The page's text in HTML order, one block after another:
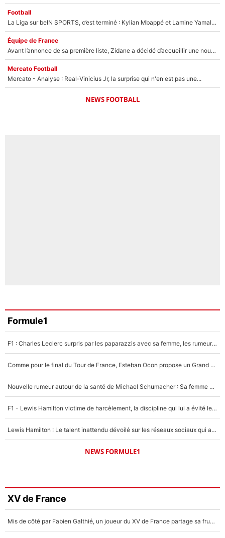
Football
La Liga sur beIN SPORTS, c’est terminé : Kylian Mbappé et Lamine Yamal changent de chaîne, «le moment était venu d'ouvrir un nouveau chapitre»
Équipe de France
Avant l’annonce de sa première liste, Zidane a décidé d’accueillir une nouvelle tête en équipe de France
Mercato Football
Mercato - Analyse : Real-Vinicius Jr, la surprise qui n'en est pas une...
NEWS FOOTBALL
Formule1
F1 : Charles Leclerc surpris par les paparazzis avec sa femme, les rumeurs étaient vraies !
Comme pour le final du Tour de France, Esteban Ocon propose un Grand Prix de Formule 1 à Paris : «Autour de l’Arc de Triomphe, ce serait génial» !
Nouvelle rumeur autour de la santé de Michael Schumacher : Sa femme Corinna sort du silence
F1 - Lewis Hamilton victime de harcèlement, la discipline qui lui a évité le pire : «J'aurais probablement mal tourné»
Lewis Hamilton : Le talent inattendu dévoilé sur les réseaux sociaux qui a impressionné Kim Kardashian pendant leurs vacances en amoureux !
NEWS FORMULE1
XV de France
Mis de côté par Fabien Galthié, un joueur du XV de France partage sa frustration : «ils ne me l’ont pas dit tout de suite»